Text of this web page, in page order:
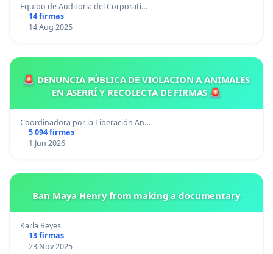
Equipo de Auditoria del Corporati…
14 firmas
14 Aug 2025
🚨 DENUNCIA PÚBLICA DE VIOLACION A ANIMALES
EN ASERRÍ Y RECOLECTA DE FIRMAS 🚨
Coordinadora por la Liberación An…
5 094 firmas
1 Jun 2026
Ban Maya Henry from making a documentary
Karla Reyes.
13 firmas
23 Nov 2025